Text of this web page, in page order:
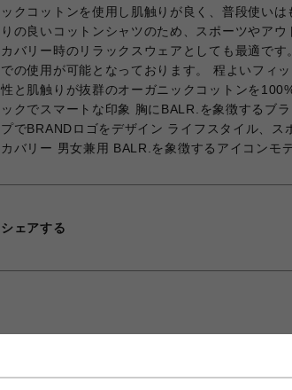
ックコットンを使用し肌触りが良く、普段使い
りの良いコットンシャツのため、スポーツやア
カバリー時のリラックスウェアとしても最適で
での使用が可能となっております。 程よいフィ
性と肌触りが抜群のオーガニックコットンを
ックでスマートな印象 胸にBALR.を象徴するブ
プでBRANDロゴをデザイン ライフスタイル、ス
カバリー 男女兼用 BALR.を象徴するアイコンモ
シェアする